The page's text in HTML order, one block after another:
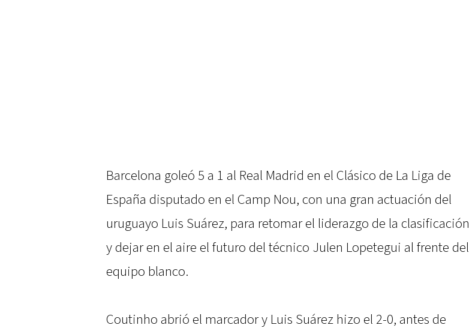
Barcelona goleó 5 a 1 al Real Madrid en el Clásico de La Liga de
España disputado en el Camp Nou, con una gran actuación del
uruguayo Luis Suárez, para retomar el liderazgo de la clasificación
y dejar en el aire el futuro del técnico Julen Lopetegui al frente del
equipo blanco.
Coutinho abrió el marcador y Luis Suárez hizo el 2-0, antes de